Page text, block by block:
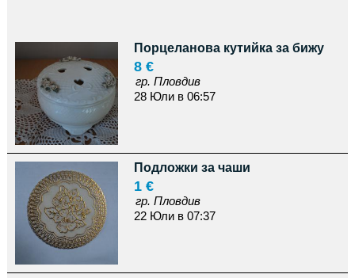
Порцеланова кутийка за бижу
8 €
гр. Пловдив
28 Юли в 06:57
Подложки за чаши
1 €
гр. Пловдив
22 Юли в 07:37